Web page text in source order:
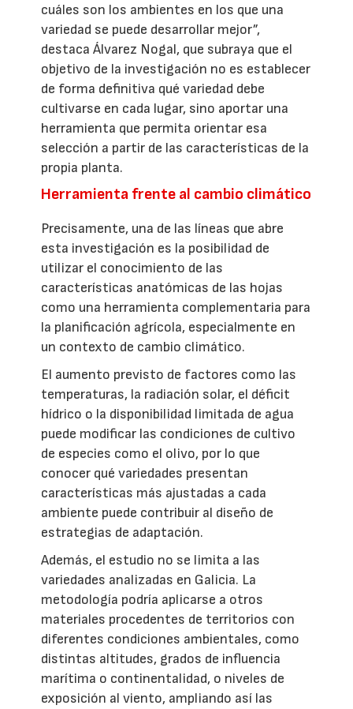
cuáles son los ambientes en los que una
variedad se puede desarrollar mejor”,
destaca Álvarez Nogal, que subraya que el
objetivo de la investigación no es establecer
de forma definitiva qué variedad debe
cultivarse en cada lugar, sino aportar una
herramienta que permita orientar esa
selección a partir de las características de la
propia planta.
Herramienta frente al cambio climático
Precisamente, una de las líneas que abre
esta investigación es la posibilidad de
utilizar el conocimiento de las
características anatómicas de las hojas
como una herramienta complementaria para
la planificación agrícola, especialmente en
un contexto de cambio climático.
El aumento previsto de factores como las
temperaturas, la radiación solar, el déficit
hídrico o la disponibilidad limitada de agua
puede modificar las condiciones de cultivo
de especies como el olivo, por lo que
conocer qué variedades presentan
características más ajustadas a cada
ambiente puede contribuir al diseño de
estrategias de adaptación.
Además, el estudio no se limita a las
variedades analizadas en Galicia. La
metodología podría aplicarse a otros
materiales procedentes de territorios con
diferentes condiciones ambientales, como
distintas altitudes, grados de influencia
marítima o continentalidad, o niveles de
exposición al viento, ampliando así las